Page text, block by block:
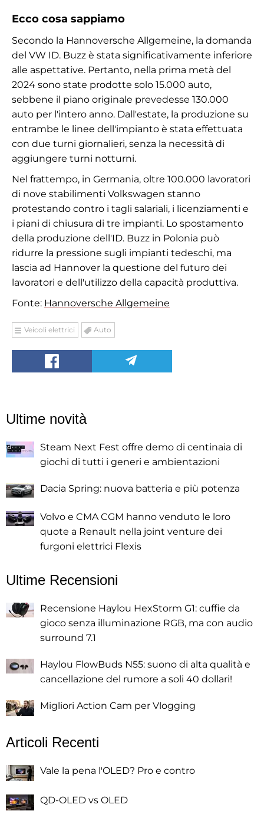
Ecco cosa sappiamo
Secondo la Hannoversche Allgemeine, la domanda
del VW ID. Buzz è stata significativamente inferiore
alle aspettative. Pertanto, nella prima metà del
2024 sono state prodotte solo 15.000 auto,
sebbene il piano originale prevedesse 130.000
auto per l'intero anno. Dall'estate, la produzione su
entrambe le linee dell'impianto è stata effettuata
con due turni giornalieri, senza la necessità di
aggiungere turni notturni.
Nel frattempo, in Germania, oltre 100.000 lavoratori
di nove stabilimenti Volkswagen stanno
protestando contro i tagli salariali, i licenziamenti e
i piani di chiusura di tre impianti. Lo spostamento
della produzione dell'ID. Buzz in Polonia può
ridurre la pressione sugli impianti tedeschi, ma
lascia ad Hannover la questione del futuro dei
lavoratori e dell'utilizzo della capacità produttiva.
Fonte: Hannoversche Allgemeine
Veicoli elettrici Auto
Ultime novità
Steam Next Fest offre demo di centinaia di
giochi di tutti i generi e ambientazioni
Dacia Spring: nuova batteria e più potenza
Volvo e CMA CGM hanno venduto le loro
quote a Renault nella joint venture dei
furgoni elettrici Flexis
Ultime Recensioni
Recensione Haylou HexStorm G1: cuffie da
gioco senza illuminazione RGB, ma con audio
surround 7.1
Haylou FlowBuds N55: suono di alta qualità e
cancellazione del rumore a soli 40 dollari!
Migliori Action Cam per Vlogging
Articoli Recenti
Vale la pena l'OLED? Pro e contro
QD-OLED vs OLED